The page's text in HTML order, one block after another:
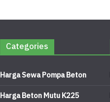
Categories
Harga Sewa Pompa Beton
Harga Beton Mutu K225